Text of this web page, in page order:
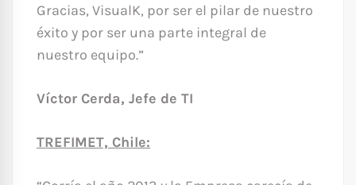
Gracias, VisualK, por ser el pilar de nuestro
éxito y por ser una parte integral de
nuestro equipo.”
Víctor Cerda, Jefe de TI
TREFIMET, Chile: